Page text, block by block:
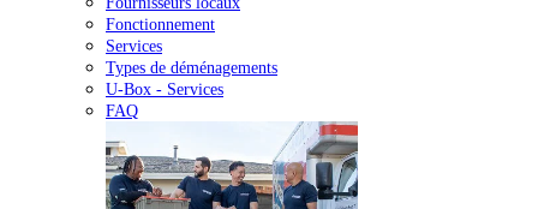
Fonctionnement
Services
Types de déménagements
U-Box - Services
FAQ